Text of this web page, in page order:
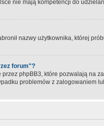
nie mają kompetencji do
nazwy użytkownika, której
forum"?
phpBB3, które pozwalają
problemów z zalogowaniem